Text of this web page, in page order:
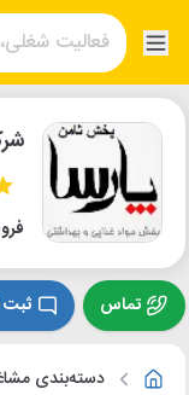
تماس ثبت
دسته‌بندی